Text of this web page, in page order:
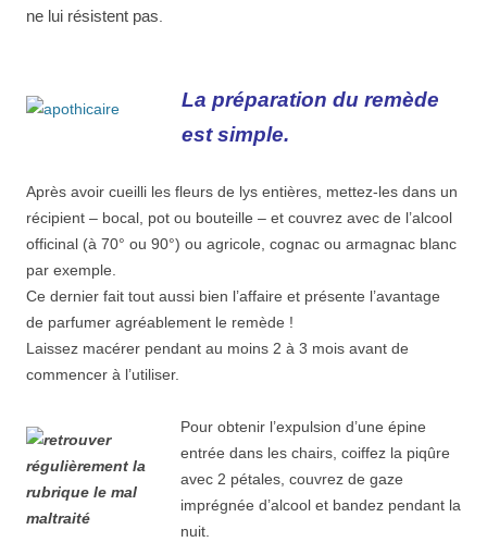
ne lui résistent pas.
La préparation du remède
est simple.
Après avoir cueilli les fleurs de lys entières, mettez-les dans un
récipient – bocal, pot ou bouteille – et couvrez avec de l’alcool
officinal (à 70° ou 90°) ou agricole, cognac ou armagnac blanc
par exemple.
Ce dernier fait tout aussi bien l’affaire et présente l’avantage
de parfumer agréablement le remède !
Laissez macérer pendant au moins 2 à 3 mois avant de
commencer à l’utiliser.
Pour obtenir l’expulsion d’une épine
entrée dans les chairs, coiffez la piqûre
avec 2 pétales, couvrez de gaze
imprégnée d’alcool et bandez pendant la
nuit.